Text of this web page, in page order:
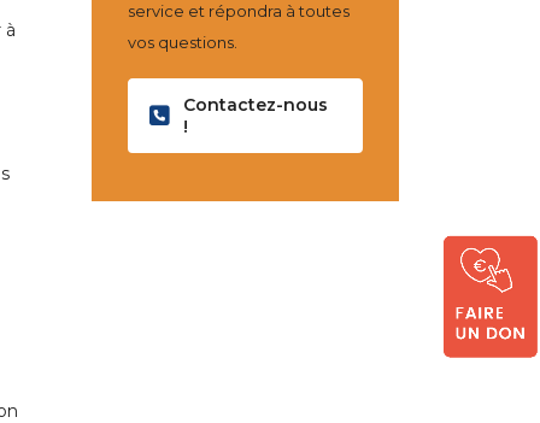
à
service et répondra à toutes
vos questions.
Contactez-nous
!